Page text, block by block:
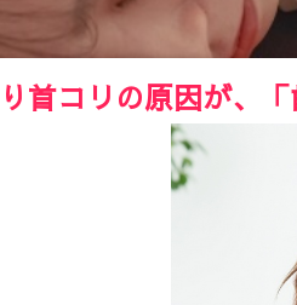
首コリの原因が、